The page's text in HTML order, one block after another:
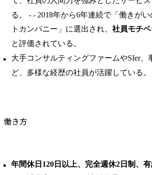
る。 ​- - 2018年から6年連続で「働きが
トカンパニー」に選出され、 社員モチ
と評価されている。 ​
大手コンサルティングファームやSIer、
ど、多様な経歴の社員が活躍している。
働き方
年間休日120日以上、完全週休2日制、